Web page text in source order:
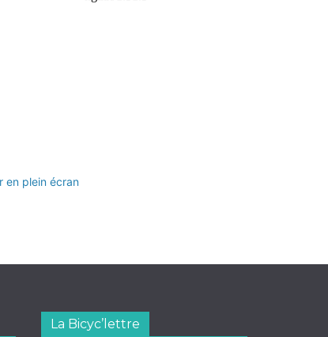
en plein écran
La Bicyc’lettre